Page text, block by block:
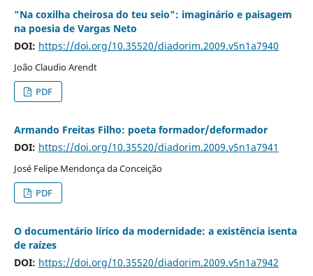
"Na coxilha cheirosa do teu seio": imaginário e paisagem
na poesia de Vargas Neto
DOI: https://doi.org/10.35520/diadorim.2009.v5n1a7940
João Claudio Arendt
PDF
Armando Freitas Filho: poeta formador/deformador
DOI: https://doi.org/10.35520/diadorim.2009.v5n1a7941
José Felipe Mendonça da Conceição
PDF
O documentário lírico da modernidade: a existência isenta
de raízes
DOI: https://doi.org/10.35520/diadorim.2009.v5n1a7942